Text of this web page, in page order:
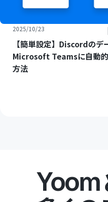
2025/10/23
【簡単設定】Discordのデ
Microsoft Teamsに自動
方法
Yoom